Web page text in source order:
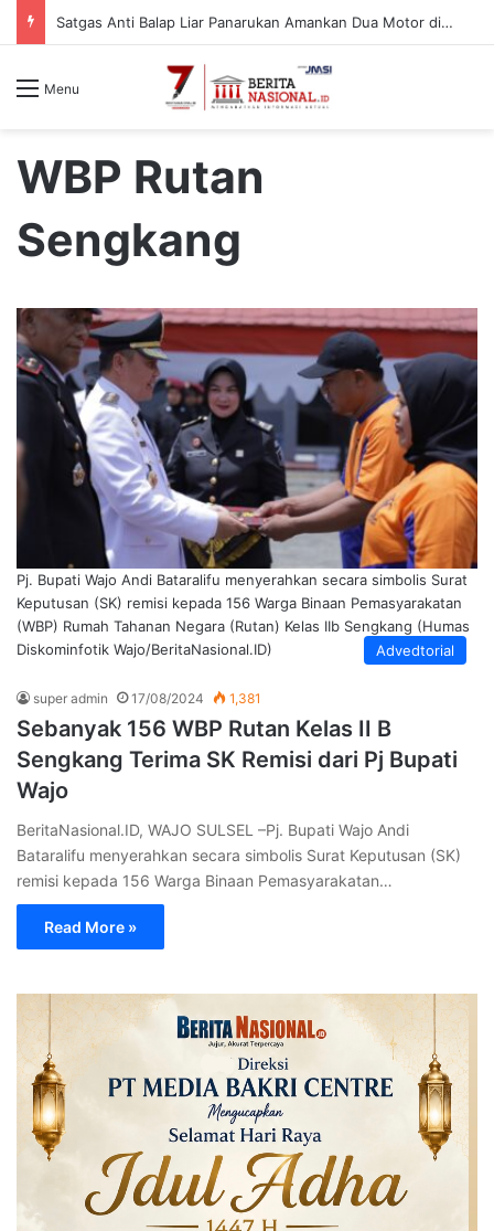
Satgas Anti Balap Liar Panarukan Amankan Dua Motor di Desa Gelung, Pelaku Diduga dari Luar Daerah
Menu
WBP Rutan
Sengkang
Advedtorial
Pj. Bupati Wajo Andi Bataralifu menyerahkan secara simbolis Surat
Keputusan (SK) remisi kepada 156 Warga Binaan Pemasyarakatan
(WBP) Rumah Tahanan Negara (Rutan) Kelas IIb Sengkang (Humas
Diskominfotik Wajo/BeritaNasional.ID)
super admin 17/08/2024 1,381
Sebanyak 156 WBP Rutan Kelas II B
Sengkang Terima SK Remisi dari Pj Bupati
Wajo
BeritaNasional.ID, WAJO SULSEL –Pj. Bupati Wajo Andi
Bataralifu menyerahkan secara simbolis Surat Keputusan (SK)
remisi kepada 156 Warga Binaan Pemasyarakatan…
Read More »